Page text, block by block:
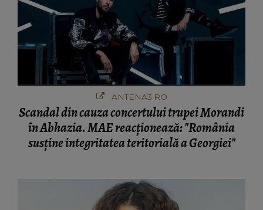
ANTENA3.RO
Scandal din cauza concertului trupei Morandi
în Abhazia. MAE reacționează: "România
susține integritatea teritorială a Georgiei"